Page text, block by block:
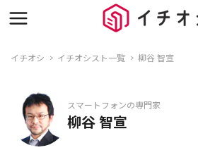
イチオシ イチオシスト一覧 柳谷 智宣
スマートフォンの専門家
柳谷 智宣